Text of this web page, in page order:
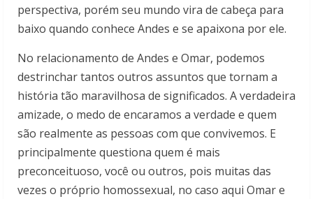
perspectiva, porém seu mundo vira de cabeça para
baixo quando conhece Andes e se apaixona por ele.
No relacionamento de Andes e Omar, podemos
destrinchar tantos outros assuntos que tornam a
história tão maravilhosa de significados. A verdadeira
amizade, o medo de encaramos a verdade e quem
são realmente as pessoas com que convivemos. E
principalmente questiona quem é mais
preconceituoso, você ou outros, pois muitas das
vezes o próprio homossexual, no caso aqui Omar e